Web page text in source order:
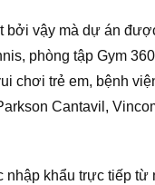
vậy mà dự án
phòng tập Gym
chơi trẻ em, bệnh
Cantavil,
khẩu trực tiếp